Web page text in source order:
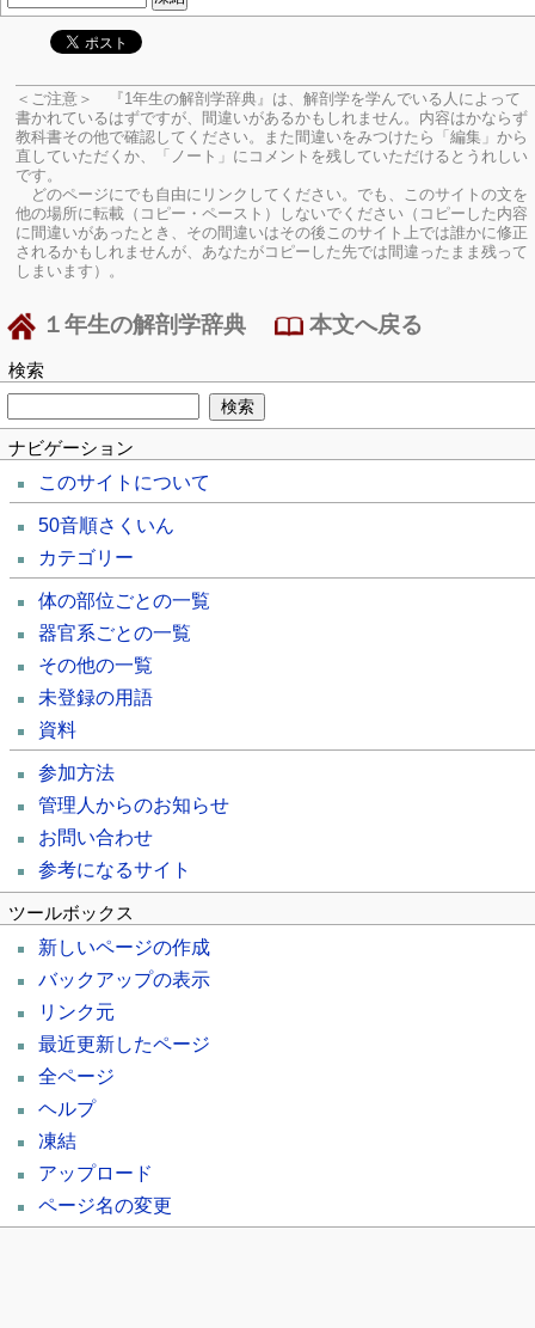
＜ご注意＞ 『1年生の解剖学辞典』は、解剖学を学んでいる人によって
書かれているはずですが、間違いがあるかもしれません。内容はかならず
教科書その他で確認してください。
また間違いをみつけたら「編集」から
直していただくか、「ノート」にコメントを残していただけるとうれしい
です。
どのページにでも自由にリンクしてください。でも、このサイトの文を
他の場所に転載（コピー・ペースト）しないでください（コピーした内容
に間違いがあったとき、その間違いはその後このサイト上では誰かに修正
されるかもしれませんが、あなたがコピーした先では間違ったまま残って
しまいます）。
１年生の解剖学辞典 本文へ戻る
検索
ナビゲーション
このサイトについて
50音順さくいん
カテゴリー
体の部位ごとの一覧
器官系ごとの一覧
その他の一覧
未登録の用語
資料
参加方法
管理人からのお知らせ
お問い合わせ
参考になるサイト
ツールボックス
新しいページの作成
バックアップの表示
リンク元
最近更新したページ
全ページ
ヘルプ
凍結
アップロード
ページ名の変更